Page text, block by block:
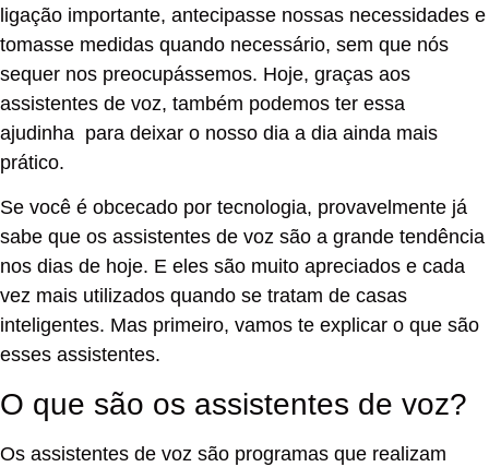
ligação importante, antecipasse nossas necessidades e
tomasse medidas quando necessário, sem que nós
sequer nos preocupássemos. Hoje, graças aos
assistentes de voz, também podemos ter essa
ajudinha para deixar o nosso dia a dia ainda mais
prático.
Se você é obcecado por tecnologia, provavelmente já
sabe que os assistentes de voz são a grande tendência
nos dias de hoje. E eles são muito apreciados e cada
vez mais utilizados quando se tratam de casas
inteligentes. Mas primeiro, vamos te explicar o que são
esses assistentes.
O que são os assistentes de voz?
Os assistentes de voz são programas que realizam